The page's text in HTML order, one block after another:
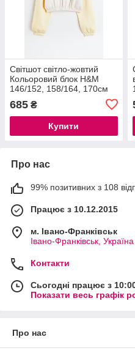
Світшот світло-жовтий
Кольоровий блок H&M
146/152, 158/164, 170см
685 ₴
Купити
Про нас
99% позитивних з 108
Працює з 10.12.2015
м. Івано-Франківськ
Івано-Франківськ, Україна
Контакти
Сьогодні працює з
Показати весь графік
Про нас